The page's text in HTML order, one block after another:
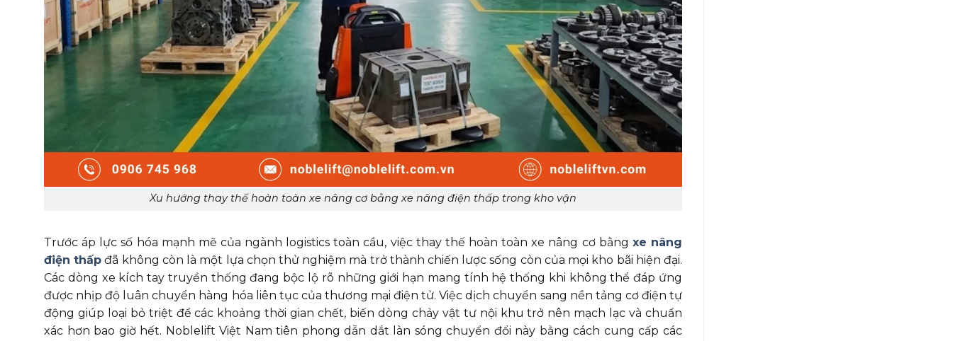
Xu hướng thay thế hoàn toàn xe nâng cơ bằng xe nâng điện thấp trong kho vận
Trước áp lực số hóa mạnh mẽ của ngành logistics toàn cầu, việc thay thế hoàn toàn xe nâng cơ bằng xe nâng
điện thấp đã không còn là một lựa chọn thử nghiệm mà trở thành chiến lược sống còn của mọi kho bãi hiện đại.
Các dòng xe kích tay truyền thống đang bộc lộ rõ những giới hạn mang tính hệ thống khi không thể đáp ứng
được nhịp độ luân chuyển hàng hóa liên tục của thương mại điện tử. Việc dịch chuyển sang nền tảng cơ điện tự
động giúp loại bỏ triệt để các khoảng thời gian chết, biến dòng chảy vật tư nội khu trở nên mạch lạc và chuẩn
xác hơn bao giờ hết. Noblelift Việt Nam tiên phong dẫn dắt làn sóng chuyển đổi này bằng cách cung cấp các